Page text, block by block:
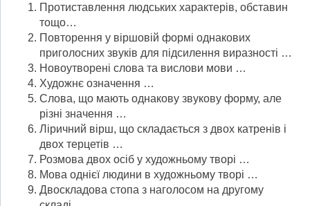
Протиставлення людських характерів, обставин
тощо…
Повторення у віршовій формі однакових
приголосних звуків для підсилення виразності …
Новоутворені слова та вислови мови …
Художнє означення …
Слова, що мають однакову звукову форму, але
різні значення …
Ліричний вірш, що складається з двох катренів і
двох терцетів …
Розмова двох осіб у художньому творі …
Мова однієї людини в художньому творі …
Двоскладова стопа з наголосом на другому